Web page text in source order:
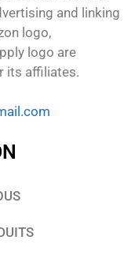
and linking
logo,
logo are
its affiliates.